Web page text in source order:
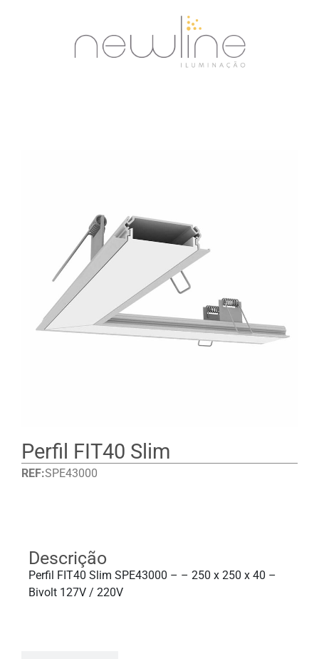
Perfil FIT40 Slim
REF:SPE43000
Descrição
Perfil FIT40 Slim SPE43000 – – 250 x 250 x 40 –
Bivolt 127V / 220V